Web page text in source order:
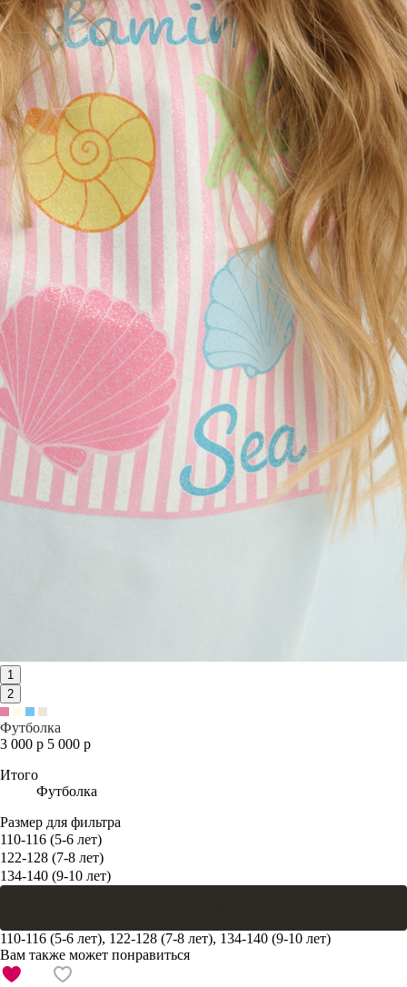
1
2
Футболка
3 000 р 5 000 р
Итого
Футболка
Размер для фильтра
110-116 (5-6 лет)
122-128 (7-8 лет)
134-140 (9-10 лет)
110-116 (5-6 лет), 122-128 (7-8 лет), 134-140 (9-10 лет)
Вам также может понравиться